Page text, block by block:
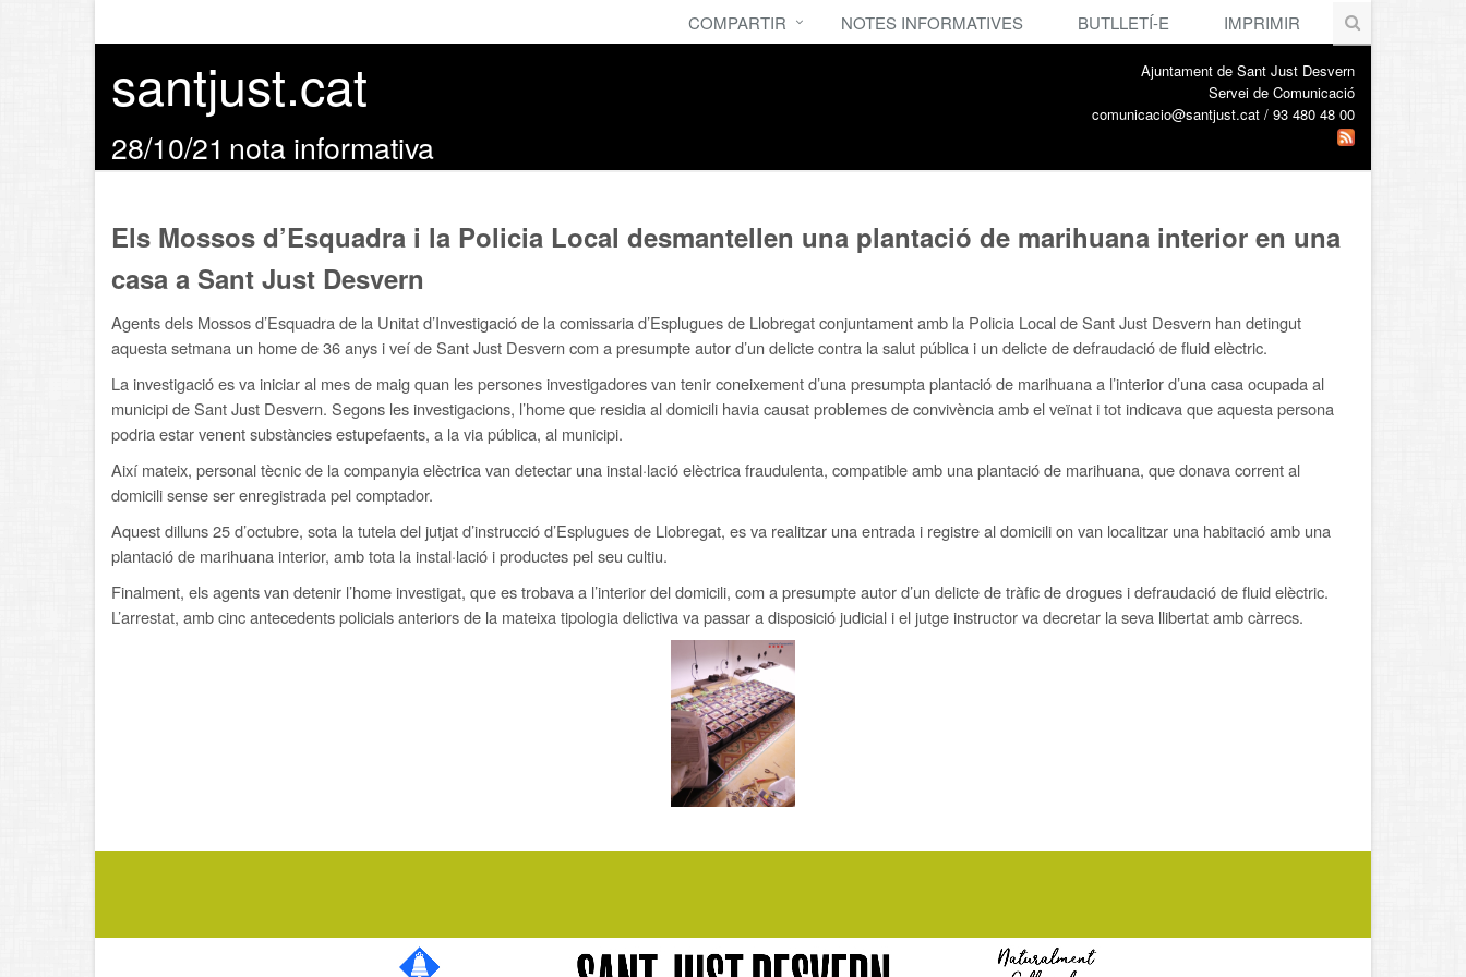
COMPARTIR NOTES INFORMATIVES BUTLLETÍ-E IMPRIMIR
santjust.cat
28/10/21 nota informativa
Ajuntament de Sant Just Desvern
Servei de Comunicació
comunicacio@santjust.cat / 93 480 48 00
Els Mossos d’Esquadra i la Policia Local desmantellen una plantació de marihuana interior en una
casa a Sant Just Desvern
Agents dels Mossos d’Esquadra de la Unitat d’Investigació de la comissaria d’Esplugues de Llobregat conjuntament amb la Policia Local de Sant Just Desvern han detingut
aquesta setmana un home de 36 anys i veí de Sant Just Desvern com a presumpte autor d’un delicte contra la salut pública i un delicte de defraudació de fluid elèctric.
La investigació es va iniciar al mes de maig quan les persones investigadores van tenir coneixement d’una presumpta plantació de marihuana a l’interior d’una casa ocupada al
municipi de Sant Just Desvern. Segons les investigacions, l’home que residia al domicili havia causat problemes de convivència amb el veïnat i tot indicava que aquesta persona
podria estar venent substàncies estupefaents, a la via pública, al municipi.
Així mateix, personal tècnic de la companyia elèctrica van detectar una instal·lació elèctrica fraudulenta, compatible amb una plantació de marihuana, que donava corrent al
domicili sense ser enregistrada pel comptador.
Aquest dilluns 25 d’octubre, sota la tutela del jutjat d’instrucció d’Esplugues de Llobregat, es va realitzar una entrada i registre al domicili on van localitzar una habitació amb una
plantació de marihuana interior, amb tota la instal·lació i productes pel seu cultiu.
Finalment, els agents van detenir l’home investigat, que es trobava a l’interior del domicili, com a presumpte autor d’un delicte de tràfic de drogues i defraudació de fluid elèctric.
L’arrestat, amb cinc antecedents policials anteriors de la mateixa tipologia delictiva va passar a disposició judicial i el jutge instructor va decretar la seva llibertat amb càrrecs.